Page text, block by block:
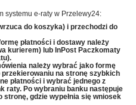
systemu e-raty w Przelewy24:
do koszyka) i przechodzi do
płatności i dostawy należy
kurierem) lub InPost Paczkomaty
należy wybrać jako formę
przekierowaniu na stronę szybkich
płatności i wybrać jednego z
raty. Po wybraniu banku następuje
stronę, gdzie wypełnia się wniosek